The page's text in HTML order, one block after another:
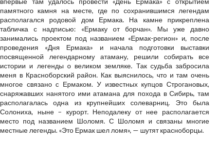
памятного камня на месте, где по сохранившимся легендам
располагался родовой дом Ермака. На камне прикреплена
табличка с надписью: «Ермаку от борчан». Мы уже давно
занимались проектом под названием «Ермак-регион» и, после
проведения «Дня Ермака» и начала подготовки выставки
посвященной легендарному атаману, решили собирать все
истории и легенды о великом земляке. Так судьба забросила
меня в Красноборский район. Как выяснилось, что и там очень
многое связано с Ермаком. У известных купцов Строгановых,
снаряжавших нанятого ими атамана для похода в Сибирь, там
располагалась одна из крупнейших солеварниц. Это была
Солониха, ныне – курорт. Неподалеку от нее располагается
место под названием Шоломя. С Шоломя и связаны многие
местные легенды. «Это Ермак шел ломя», — шутят красноборцы.